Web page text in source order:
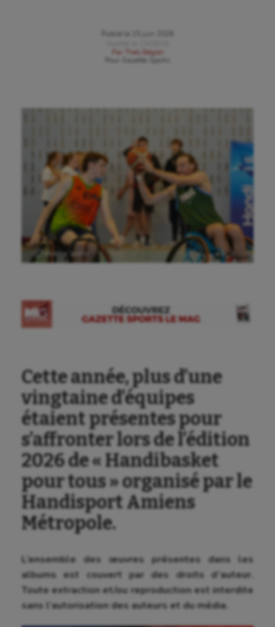
Publié le
Par
Théo Bégler
Gazette Sports
Ⓒ Gazette Sports
Cette année, plus d’une
vingtaine d’équipes
étaient présentes pour
s’affronter lors de l’édition
2026 de « Handibasket
pour tous » organisé par le
Handisport Amiens
Métropole.
L’ensemble des œuvres présentes dans les
albums est couvert par des droits d’auteur.
Toute extraction et/ou reproduction est interdite
sans l’autorisation des auteurs et du média.